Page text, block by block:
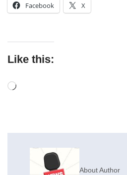
Facebook X
Like this:
About Author